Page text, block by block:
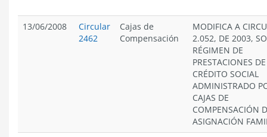
13/06/2008
Circular
2462
Cajas de
Compensación
MODIFICA A
2.052, DE 2003,
RÉGIMEN DE
PRESTACIONES DE
CRÉDITO SOCIAL
ADMINISTRADO
CAJAS DE
COMPENSACIÓN
ASIGNACIÓN